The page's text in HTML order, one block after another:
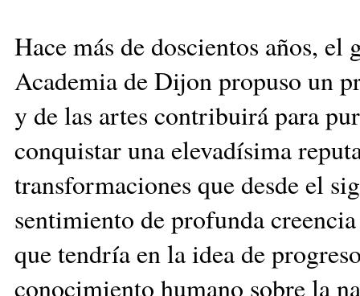
Hace más de doscientos años, el
Academia de Dijon propuso un
y de las artes contribuirá para
conquistar una elevadísima
transformaciones que desde el
sentimiento de profunda
que tendría en la idea de
conocimiento humano sobre la